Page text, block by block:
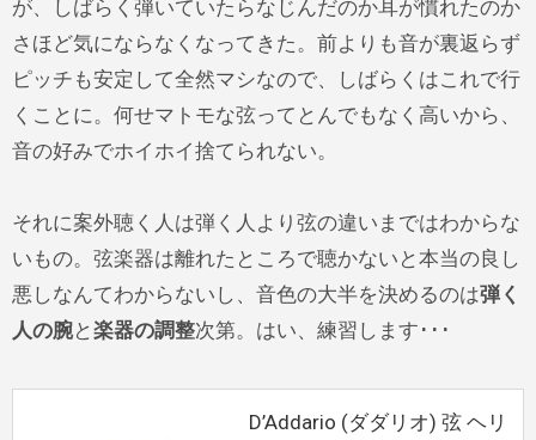
が、しばらく弾いていたらなじんだのか耳が慣れたのか
さほど気にならなくなってきた。前よりも音が裏返らず
ピッチも安定して全然マシなので、しばらくはこれで行
くことに。何せマトモな弦ってとんでもなく高いから、
音の好みでホイホイ捨てられない。
それに案外聴く人は弾く人より弦の違いまではわからな
いもの。弦楽器は離れたところで聴かないと本当の良し
悪しなんてわからないし、音色の大半を決めるのは弾く
人の腕と 楽器の調整次第。はい、練習します･･･
D’Addario (ダダリオ) 弦 ヘリ